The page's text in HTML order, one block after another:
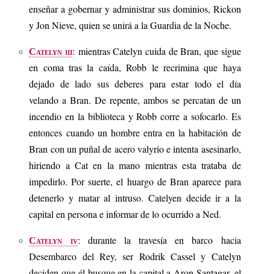
enseñar a gobernar y administrar sus dominios, Rickon
y Jon Nieve, quien se unirá a la Guardia de la Noche.
Catelyn iii: mientras Catelyn cuida de Bran, que sigue
en coma tras la caída, Robb le recrimina que haya
dejado de lado sus deberes para estar todo el día
velando a Bran. De repente, ambos se percatan de un
incendio en la biblioteca y Robb corre a sofocarlo. Es
entonces cuando un hombre entra en la habitación de
Bran con un puñal de acero valyrio e intenta asesinarlo,
hiriendo a Cat en la mano mientras esta trataba de
impedirlo. Por suerte, el huargo de Bran aparece para
detenerlo y matar al intruso. Catelyen decide ir a la
capital en persona e informar de lo ocurrido a Ned.
Catelyn iv: durante la travesía en barco hacia
Desembarco del Rey, ser Rodrik Cassel y Catelyn